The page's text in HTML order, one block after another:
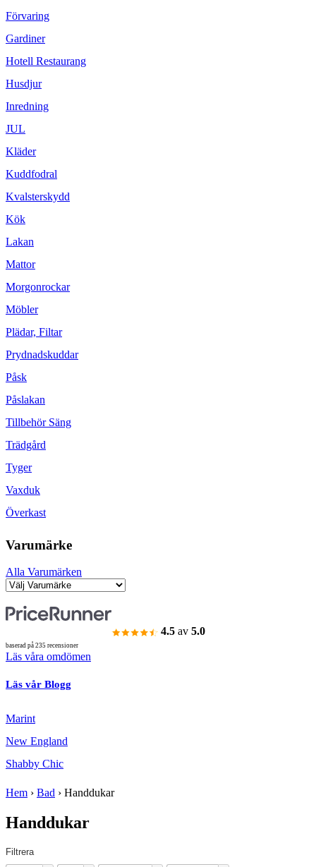
Förvaring
Gardiner
Hotell Restaurang
Husdjur
Inredning
JUL
Kläder
Kuddfodral
Kvalsterskydd
Kök
Lakan
Mattor
Morgonrockar
Möbler
Plädar, Filtar
Prydnadskuddar
Påsk
Påslakan
Tillbehör Säng
Trädgård
Tyger
Vaxduk
Överkast
Varumärke
Alla Varumärken
4.5 av 5.0
baserad på 235 recensioner
Läs våra omdömen
Läs vår Blogg
Marint
New England
Shabby Chic
Hem › Bad › Handdukar
Handdukar
Filtrera